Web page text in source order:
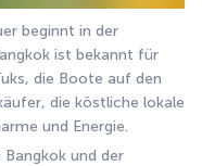
beginnt in der
ist bekannt für
die Boote auf den
die köstliche lokale
und Energie.
und der